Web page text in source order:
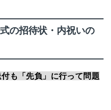
の招待状・内祝いの
も「先負」に行って問題